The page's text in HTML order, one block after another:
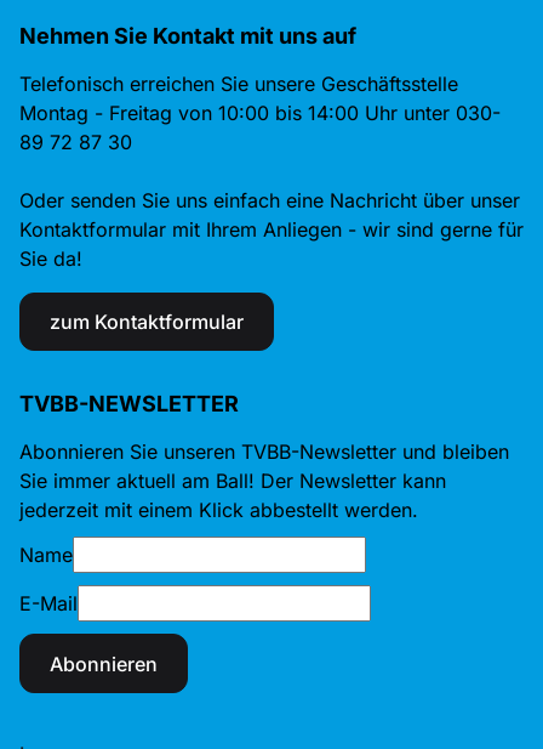
Nehmen Sie Kontakt mit uns auf
Telefonisch erreichen Sie unsere Geschäftsstelle
Montag - Freitag von 10:00 bis 14:00 Uhr unter 030-
89 72 87 30
Oder senden Sie uns einfach eine Nachricht über unser
Kontaktformular mit Ihrem Anliegen - wir sind gerne für
Sie da!
zum Kontaktformular
TVBB-NEWSLETTER
Abonnieren Sie unseren TVBB-Newsletter und bleiben
Sie immer aktuell am Ball! Der Newsletter kann
jederzeit mit einem Klick abbestellt werden.
Name
E-Mail
Abonnieren